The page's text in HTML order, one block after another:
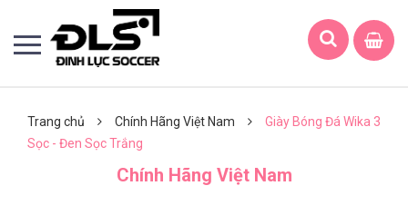
Trang chủ Chính Hãng Việt Nam
Giày Bóng Đá Wika 3
Sọc - Đen Sọc Trắng
Chính Hãng Việt Nam